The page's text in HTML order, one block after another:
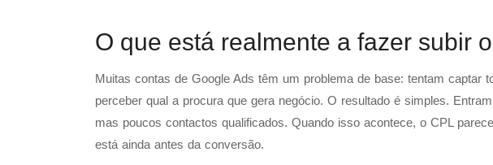
O que está realmente a fazer subir
Muitas contas de Google Ads têm um problema de base: tentam captar
perceber qual a procura que gera negócio. O resultado é simples.
mas poucos contactos qualificados. Quando isso acontece, o CPL
está ainda antes da conversão.